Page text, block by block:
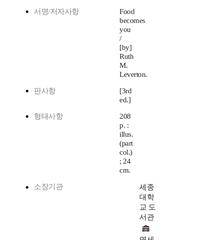
서명/저자사항
Food
becomes
you
/
[by]
Ruth
M.
Leverton.
판사항
[3rd
ed.]
형태사항
208
p. :
illus.
(part
col.)
; 24
cm.
소장기관
세종
대학
교 도
서관